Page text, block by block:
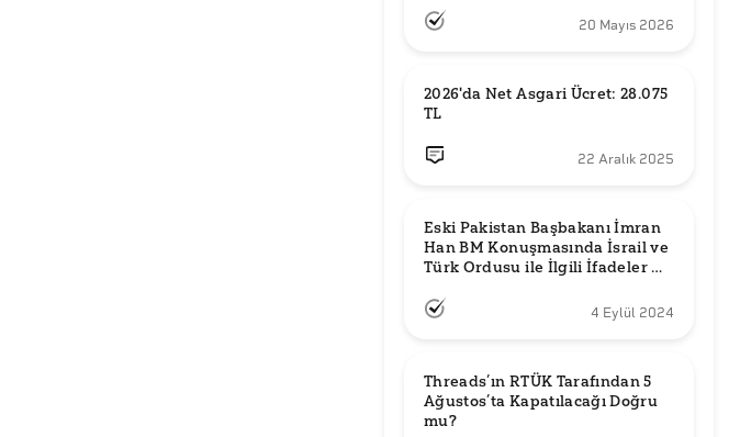
20 Mayıs 2026
2026'da Net Asgari Ücret: 28.075
TL
22 Aralık 2025
Eski Pakistan Başbakanı İmran
Han BM Konuşmasında İsrail ve
Türk Ordusu ile İlgili İfadeler mi
4 Eylül 2024
Threads’ın RTÜK Tarafından 5
Ağustos’ta Kapatılacağı Doğru
mu?